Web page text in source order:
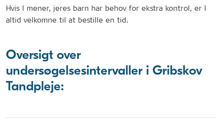
Hvis I mener, jeres barn har behov for ekstra kontrol, er I
altid velkomne til at bestille en tid.
Oversigt over
undersøgelsesintervaller i Gribskov
Tandpleje: